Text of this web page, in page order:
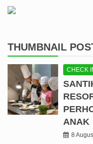
THUMBNAIL
CHECK
ANAK
8